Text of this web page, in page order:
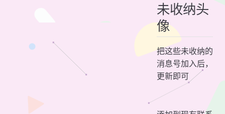
未收纳头
像
把这些未收纳的
消息号加入后，
更新即可